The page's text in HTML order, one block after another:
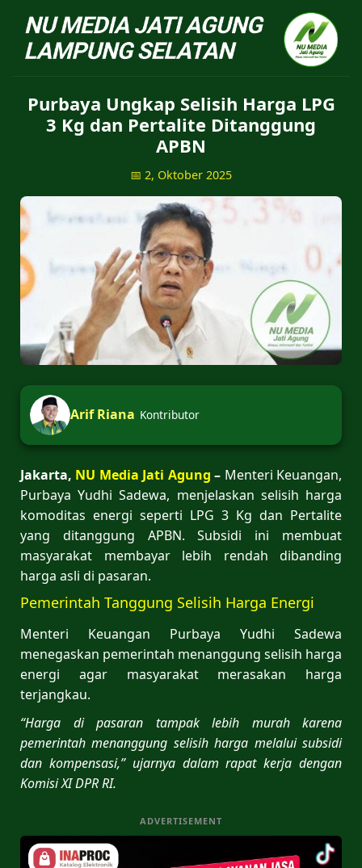
NU Jatiagung - Situs
Purbaya Ungkap Selisih Harga LPG
3 Kg dan Pertalite Ditanggung
APBN
📅 2, Oktober 2025
Arif Riana Kontributor
Jakarta, NU Media Jati Agung – Menteri Keuangan,
Purbaya Yudhi Sadewa, menjelaskan selisih harga
komoditas energi seperti LPG 3 Kg dan Pertalite
yang ditanggung APBN. Subsidi ini membuat
masyarakat membayar lebih rendah dibanding
harga asli di pasaran.
Pemerintah Tanggung Selisih Harga Energi
Menteri Keuangan Purbaya Yudhi Sadewa
menegaskan pemerintah menanggung selisih harga
energi agar masyarakat merasakan harga
terjangkau.
“Harga di pasaran tampak lebih murah karena
pemerintah menanggung selisih harga melalui subsidi
dan kompensasi,” ujarnya dalam rapat kerja dengan
Komisi XI DPR RI.
ADVERTISEMENT